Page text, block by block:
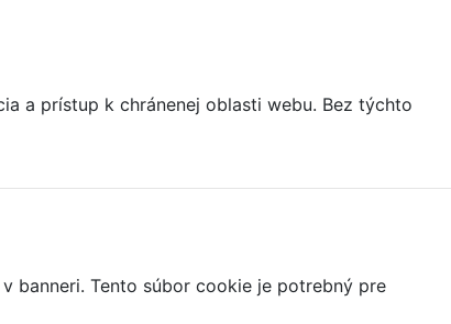
a prístup k chránenej oblasti webu. Bez týchto
banneri. Tento súbor cookie je potrebný pre